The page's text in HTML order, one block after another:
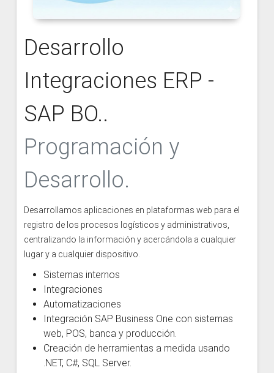
Desarrollo
Integraciones ERP -
SAP BO..
Programación y
Desarrollo.
Desarrollamos aplicaciones en plataformas web para el
registro de los procesos logísticos y administrativos,
centralizando la información y acercándola a cualquier
lugar y a cualquier dispositivo.
Sistemas internos
Integraciones
Automatizaciones
Integración SAP Business One con sistemas
web, POS, banca y producción.
Creación de herramientas a medida usando
.NET, C#, SQL Server.